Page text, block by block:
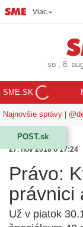
Viac
so, 8.
SME.SK
Najnovšie správy
POST.sk
27. nov 2018 o 17:24
Právo:
právnici
Už v piatok